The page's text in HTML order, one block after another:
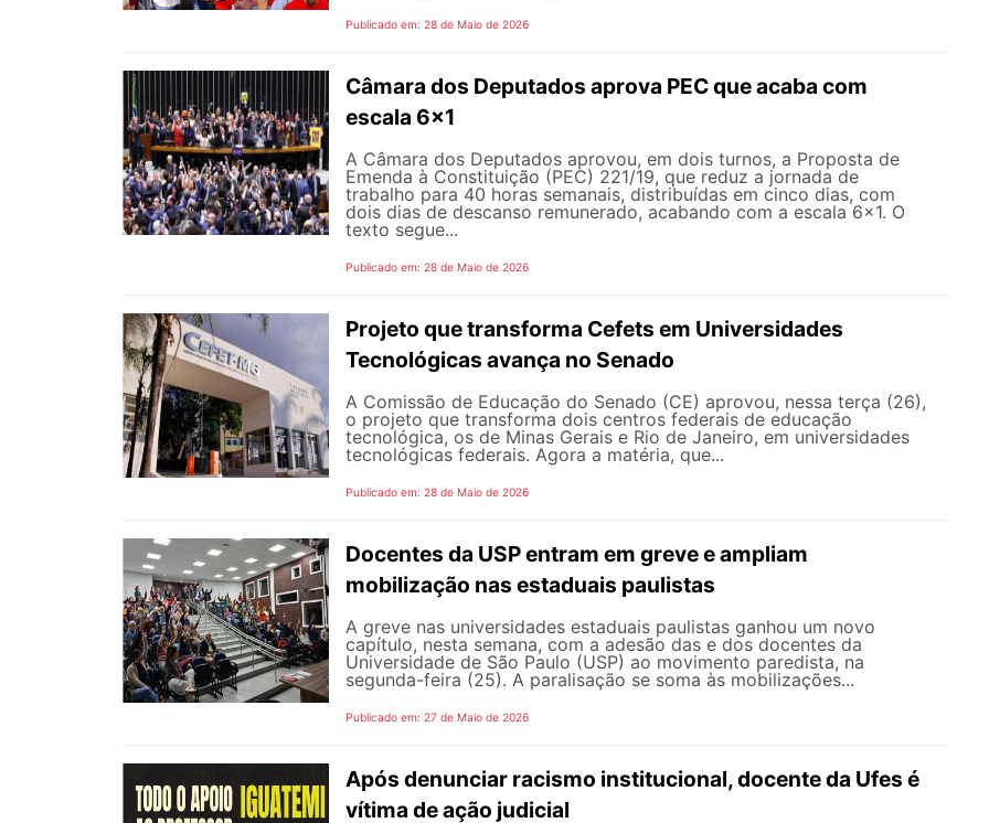
Publicado em: 28 de Maio de 2026
Câmara dos Deputados aprova PEC que acaba com
escala 6x1
A Câmara dos Deputados aprovou, em dois turnos, a Proposta de
Emenda à Constituição (PEC) 221/19, que reduz a jornada de
trabalho para 40 horas semanais, distribuídas em cinco dias, com
dois dias de descanso remunerado, acabando com a escala 6x1. O
texto segue...
Publicado em: 28 de Maio de 2026
Projeto que transforma Cefets em Universidades
Tecnológicas avança no Senado
A Comissão de Educação do Senado (CE) aprovou, nessa terça (26),
o projeto que transforma dois centros federais de educação
tecnológica, os de Minas Gerais e Rio de Janeiro, em universidades
tecnológicas federais. Agora a matéria, que...
Publicado em: 28 de Maio de 2026
Docentes da USP entram em greve e ampliam
mobilização nas estaduais paulistas
A greve nas universidades estaduais paulistas ganhou um novo
capítulo, nesta semana, com a adesão das e dos docentes da
Universidade de São Paulo (USP) ao movimento paredista, na
segunda-feira (25). A paralisação se soma às mobilizações...
Publicado em: 27 de Maio de 2026
Após denunciar racismo institucional, docente da Ufes é
vítima de ação judicial